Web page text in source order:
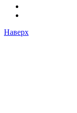
Наверх